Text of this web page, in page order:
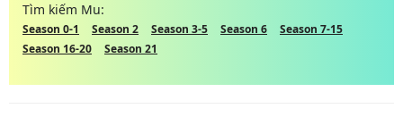
Tìm kiếm Mu:
Season 0-1 Season 2 Season 3-5 Season 6
Season 7-15
Season 16-20
Season 21